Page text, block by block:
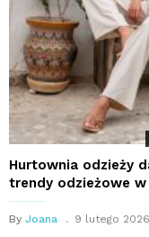
Hurtownia odzieży
trendy odzieżowe
By Joana 9 lutego 2026